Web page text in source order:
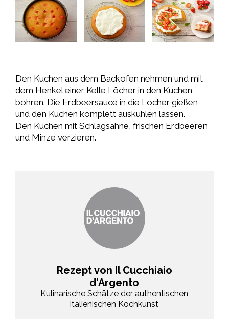
Den Kuchen aus dem Backofen nehmen und mit
dem Henkel einer Kelle Löcher in den Kuchen
bohren. Die Erdbeersauce in die Löcher gießen
und den Kuchen komplett auskühlen lassen.
Den Kuchen mit Schlagsahne, frischen Erdbeeren
und Minze verzieren.
Rezept von Il Cucchiaio
d'Argento
Kulinarische Schätze der authentischen
italienischen Kochkunst